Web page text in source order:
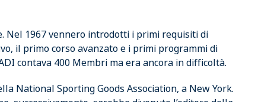
Nel 1967 vennero introdotti i primi requisiti di
il primo corso avanzato e i primi programmi di
contava 400 Membri ma era ancora in difficoltà.
National Sporting Goods Association, a New York.